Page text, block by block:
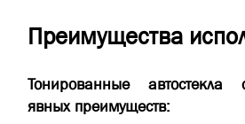
Преимущества
Тонированные
явных преимуществ: